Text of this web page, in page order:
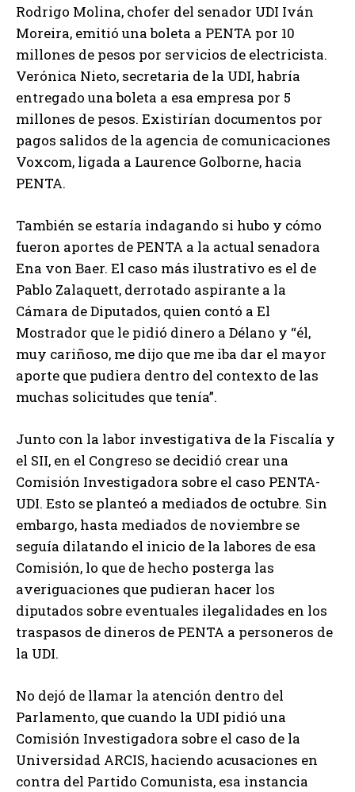
Rodrigo Molina, chofer del senador UDI Iván
Moreira, emitió una boleta a PENTA por 10
millones de pesos por servicios de electricista.
Verónica Nieto, secretaria de la UDI, habría
entregado una boleta a esa empresa por 5
millones de pesos. Existirían documentos por
pagos salidos de la agencia de comunicaciones
Voxcom, ligada a Laurence Golborne, hacia
PENTA.
También se estaría indagando si hubo y cómo
fueron aportes de PENTA a la actual senadora
Ena von Baer. El caso más ilustrativo es el de
Pablo Zalaquett, derrotado aspirante a la
Cámara de Diputados, quien contó a El
Mostrador que le pidió dinero a Délano y “él,
muy cariñoso, me dijo que me iba dar el mayor
aporte que pudiera dentro del contexto de las
muchas solicitudes que tenía”.
Junto con la labor investigativa de la Fiscalía y
el SII, en el Congreso se decidió crear una
Comisión Investigadora sobre el caso PENTA-
UDI. Esto se planteó a mediados de octubre. Sin
embargo, hasta mediados de noviembre se
seguía dilatando el inicio de la labores de esa
Comisión, lo que de hecho posterga las
averiguaciones que pudieran hacer los
diputados sobre eventuales ilegalidades en los
traspasos de dineros de PENTA a personeros de
la UDI.
No dejó de llamar la atención dentro del
Parlamento, que cuando la UDI pidió una
Comisión Investigadora sobre el caso de la
Universidad ARCIS, haciendo acusaciones en
contra del Partido Comunista, esa instancia